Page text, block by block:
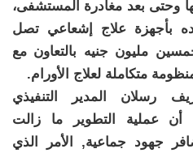
وحتى بعد مغادرة المستشفى،
بأجهزة علاج إشعاعي تصل
مليون جنيه بالتعاون مع
متكاملة لعلاج الأورام.
رسلان المدير التنفيذي
عملية التطوير ما زالت
جهود جماعية, الأمر الذي